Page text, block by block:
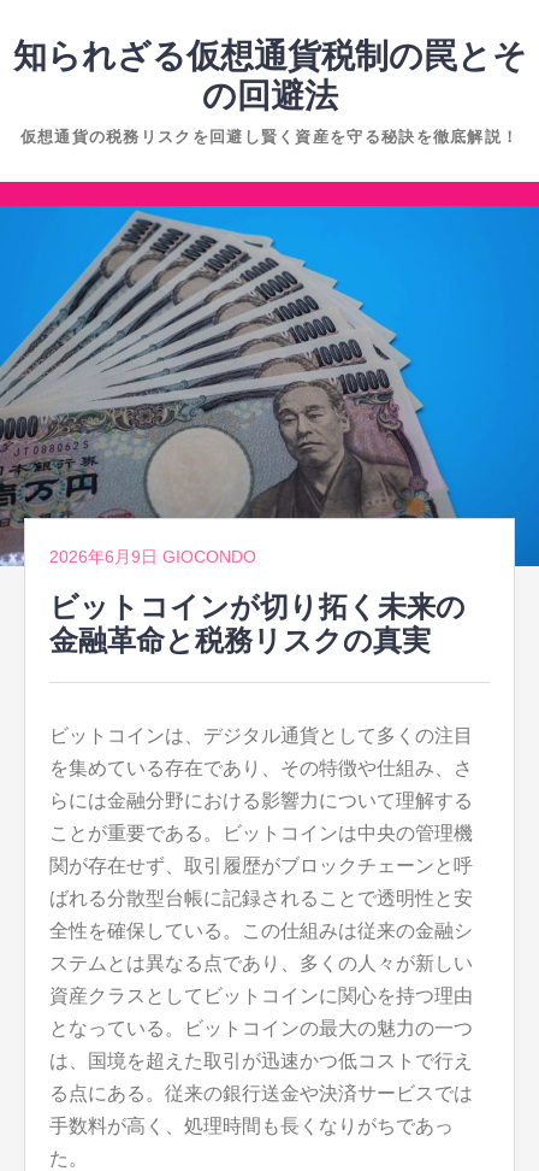
ン
へ
ス
知られざる仮想通貨税制の罠とそ
の回避法
仮想通貨の税務リスクを回避し賢く資産を守る秘訣を徹底解説！
コ
ツ
へ
ス
キ
ッ
プ
2026年6月9日 GIOCONDO
ビットコインが切り拓く未来の
金融革命と税務リスクの真実
ビットコインは、デジタル通貨として多くの注目
を集めている存在であり、その特徴や仕組み、さ
らには金融分野における影響力について理解する
ことが重要である。
ビットコインは中央の管理機
関が存在せず、取引履歴がブロックチェーンと呼
ばれる分散型台帳に記録されることで透明性と安
全性を確保している。この仕組みは従来の金融シ
ステムとは異なる点であり、多くの人々が新しい
資産クラスとしてビットコインに関心を持つ理由
となっている。ビットコインの最大の魅力の一つ
は、国境を超えた取引が迅速かつ低コストで行え
る点にある。従来の銀行送金や決済サービスでは
手数料が高く、処理時間も長くなりがちであっ
た。